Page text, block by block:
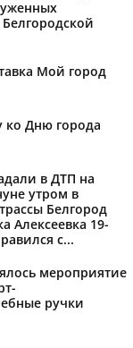
Мой город
ко Дню города
в ДТП на
утром в
Белгород
Алексеевка 19-
с...
мероприятие
ручки